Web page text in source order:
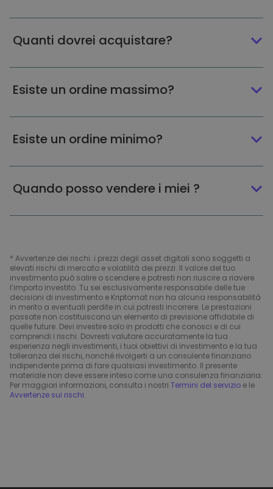
Quanti dovrei acquistare?
Esiste un ordine massimo?
Esiste un ordine minimo?
Quando posso vendere i miei ?
* Avvertenze dei rischi: i prezzi degli asset digitali sono soggetti a
elevati rischi di mercato e volatilità dei prezzi. Il valore del tuo
investimento può salire o scendere e potresti non riuscire a riavere
l’importo investito. Tu sei esclusivamente responsabile delle tue
decisioni di investimento e Kriptomat non ha alcuna responsabilità
in merito a eventuali perdite in cui potresti incorrere. Le prestazioni
passate non costituiscono un elemento di previsione affidabile di
quelle future. Devi investire solo in prodotti che conosci e di cui
comprendi i rischi. Dovresti valutare accuratamente la tua
esperienza negli investimenti, i tuoi obiettivi di investimento e la tua
tolleranza dei rischi, nonché rivolgerti a un consulente finanziario
indipendente prima di fare qualsiasi investimento. Il presente
materiale non deve essere inteso come una consulenza finanziaria.
Per maggiori informazioni, consulta i nostri Termini del servizio e le
Avvertenze sui rischi.